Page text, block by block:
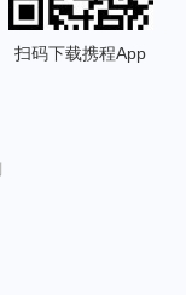
扫码下载携程App